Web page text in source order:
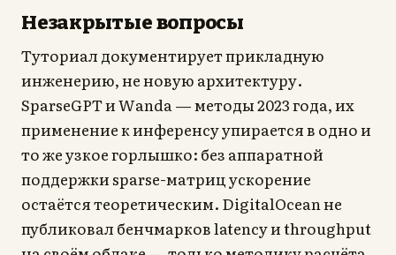
Незакрытые вопросы
Туториал документирует прикладную
инженерию, не новую архитектуру.
SparseGPT и Wanda — методы 2023 года, их
применение к инференсу упирается в одно и
то же узкое горлышко: без аппаратной
поддержки sparse-матриц ускорение
остаётся теоретическим. DigitalOcean не
публиковал бенчмарков latency и throughput